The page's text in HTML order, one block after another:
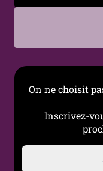
On ne choisit
Inscrivez-